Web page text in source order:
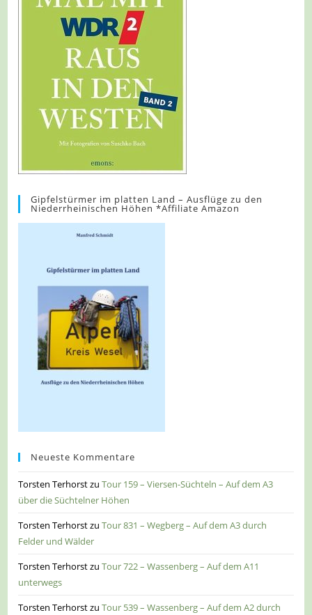
Gipfelstürmer im platten Land – Ausflüge zu den
Niederrheinischen Höhen *Affiliate Amazon
Neueste Kommentare
Torsten TerhorstzuTour 159 – Viersen-Süchteln – Auf dem A3
über die Süchtelner Höhen
Torsten TerhorstzuTour 831 – Wegberg – Auf dem A3 durch
Felder und Wälder
Torsten TerhorstzuTour 722 – Wassenberg – Auf dem A11
unterwegs
Torsten TerhorstzuTour 539 – Wassenberg – Auf dem A2 durch